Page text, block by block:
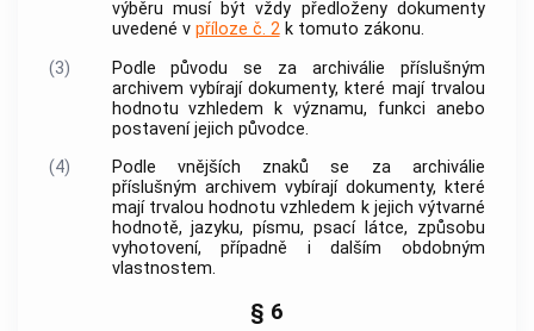
výběru musí být vždy předloženy dokumenty
uvedené v příloze č. 2k tomuto zákonu.
(3)
Podle původu se zaarchiválie příslušným
archivem vybírajídokumenty, které mají trvalou
hodnotu vzhledem k významu, funkci anebo
postavení jejich původce.
(4)
Podle vnějších znaků se za archiválie
příslušným archivem vybírají dokumenty, které
mají trvalou hodnotu vzhledem k jejich výtvarné
hodnotě, jazyku, písmu, psací látce, způsobu
vyhotovení, případně i dalším obdobným
vlastnostem.
§ 6